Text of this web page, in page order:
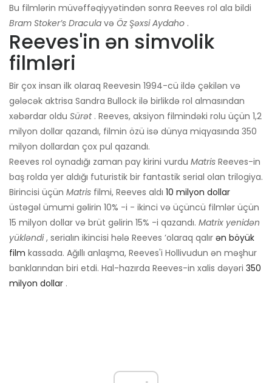
Bu filmlərin müvəffəqiyyətindən sonra Reeves rol ala bildi
Bram Stoker’s Dracula və Öz Şəxsi Aydaho .
Reeves'in ən simvolik
filmləri
Bir çox insan ilk olaraq Reevesin 1994-cü ildə çəkilən və
gələcək aktrisa Sandra Bullock ilə birlikdə rol almasından
xəbərdar oldu Sürət. Reeves, aksiyon filmindəki rolu üçün 1,2
milyon dollar qazandı, filmin özü isə dünya miqyasında 350
milyon dollardan çox pul qazandı.
Reeves rol oynadığı zaman pay kirini vurdu Matris Reeves-in
baş rolda yer aldığı futuristik bir fantastik serial olan trilogiya.
Birincisi üçün Matris filmi, Reeves aldı 10 milyon dollar
üstəgəl ümumi gəlirin 10% -i - ikinci və üçüncü filmlər üçün
15 milyon dollar və brüt gəlirin 15% -i qazandı. Matrix yenidən
yükləndi, serialın ikincisi hələ Reeves ’olaraq qalır ən böyük
film kassada. Ağıllı anlaşma, Reeves'i Hollivudun ən məşhur
banklarından biri etdi. Hal-hazırda Reeves-in xalis dəyəri 350
milyon dollar .